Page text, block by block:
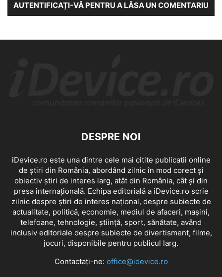
AUTENTIFICAȚI-VĂ PENTRU A LĂSA UN COMENTARIU
DESPRE NOI
iDevice.ro este una dintre cele mai citite publicatii online
de știri din România, abordând zilnic în mod corect și
obiectiv știri de interes larg, atât din România, cât și din
presa internațională. Echipa editorială a iDevice.ro scrie
zilnic despre știri de interes național, despre subiecte de
actualitate, politică, economie, mediul de afaceri, mașini,
telefoane, tehnologie, știință, sport, sănătate, având
inclusiv editoriale despre subiecte de divertisment, filme,
jocuri, disponibile pentru publicul larg.
Contactați-ne: office@idevice.ro